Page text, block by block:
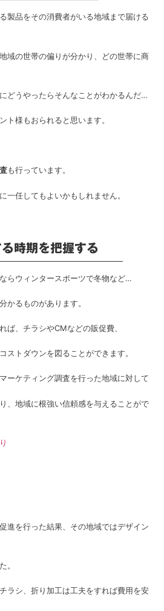
製品をその消費者がいる地域まで届ける
域の世帯の偏りが分かり、どの世帯に商
どうやったらそんなことがわかるんだ…
ト様もおられると思います。
も行っています。
一任してもよいかもしれません。
時期を把握する
らウィンタースポーツで冬物など…
かるものがあります。
ば、チラシやCMなどの販促費、
ストダウンを図ることができます。
ーケティング調査を行った地域に対して
、地域に根強い信頼感を与えることがで
進を行った結果、その地域ではデザイン
。
ラシ、折り加工は工夫をすれば費用を安